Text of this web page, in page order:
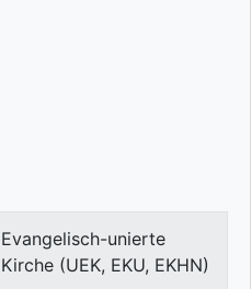
Evangelisch-unierte
Kirche (UEK, EKU, EKHN)